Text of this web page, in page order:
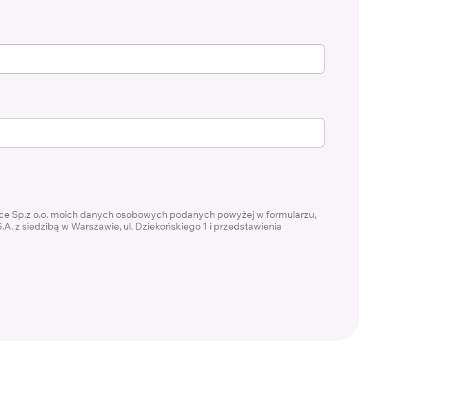
Sp.z o.o. moich danych osobowych podanych powyżej w formularzu,
z siedzibą w Warszawie, ul. Dziekońskiego 1 i przedstawienia